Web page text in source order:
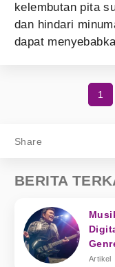
kelembutan pita
dan hindari
dapat
1
Share
BERITA
Artikel